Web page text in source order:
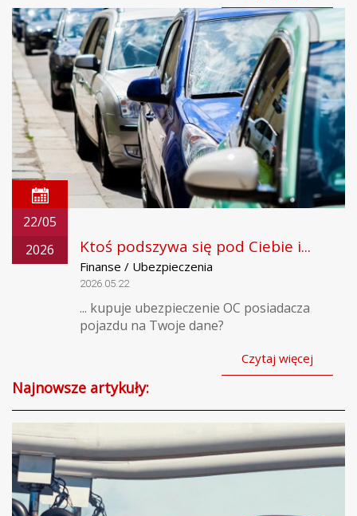
22/05
2026
Ktoś podszywa się pod Ciebie i...
Finanse / Ubezpieczenia
2026.05.22
... kupuje ubezpieczenie OC posiadacza
pojazdu na Twoje dane?
Czytaj więcej
Najnowsze artykuły: